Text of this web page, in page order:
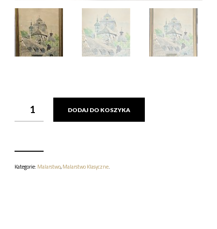
RADWAN
TADEUSZ
WIDOK
DODAJ DO KOSZYKA
Kategorie: Malarstwo,Malarstwo Klasyczne.